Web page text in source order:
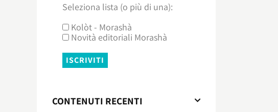
Seleziona lista (o più di una):
Kolòt - Morashà
Novità editoriali Morashà
CONTENUTI RECENTI